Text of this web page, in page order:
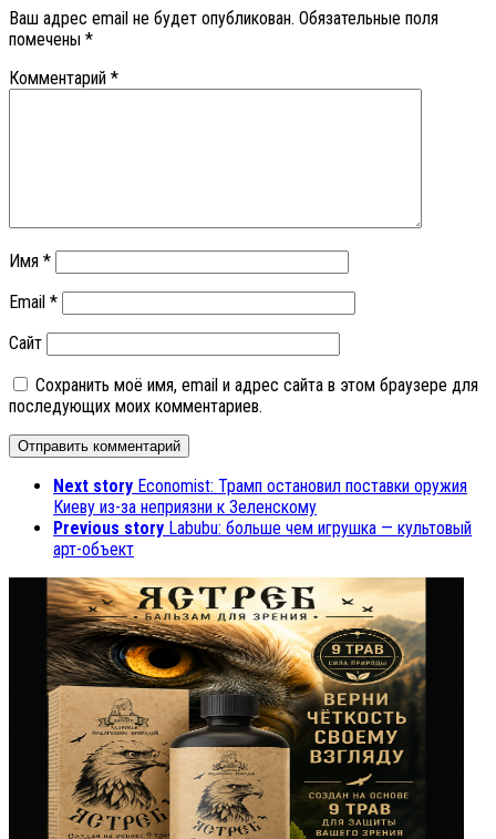
Ваш адрес email не будет опубликован. Обязательные поля
помечены *
Комментарий *
Имя *
Email *
Сайт
Сохранить моё имя, email и адрес сайта в этом браузере для
последующих моих комментариев.
Next story Economist: Трамп остановил поставки оружия
Киеву из-за неприязни к Зеленскому
Previous story Labubu: больше чем игрушка — культовый
арт-объект